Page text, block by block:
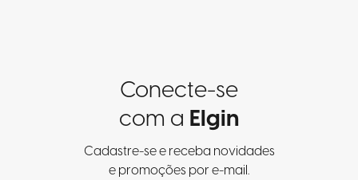
Conecte-se
com a Elgin
Cadastre-se e receba novidades
e promoções por e-mail.